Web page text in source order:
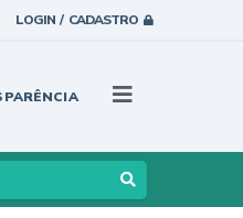
LOGIN / CADASTRO